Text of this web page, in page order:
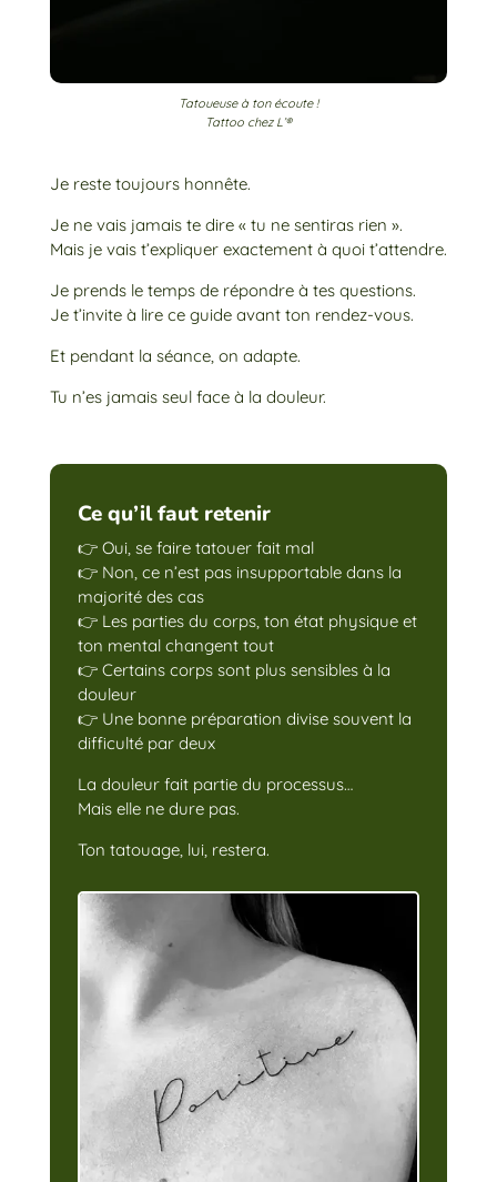
Tatoueuse à ton écoute !
Tattoo chez L’®
Je reste toujours honnête.
Je ne vais jamais te dire « tu ne sentiras rien ».
Mais je vais t’expliquer exactement à quoi t’attendre.
Je prends le temps de répondre à tes questions.
Je t’invite à lire ce guide avant ton rendez-vous.
Et pendant la séance, on adapte.
Tu n’es jamais seul face à la douleur.
Ce qu’il faut retenir
👉 Oui, se faire tatouer fait mal
👉 Non, ce n’est pas insupportable dans la
majorité des cas
👉 Les parties du corps, ton état physique et
ton mental changent tout
👉 Certains corps sont plus sensibles à la
douleur
👉 Une bonne préparation divise souvent la
difficulté par deux
La douleur fait partie du processus…
Mais elle ne dure pas.
Ton tatouage, lui, restera.